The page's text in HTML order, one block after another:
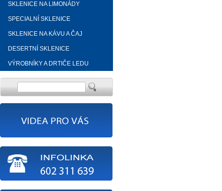
SKLENICE NA LIMONÁDY
SPECIALNÍ SKLENICE
SKLENICE NA KÁVU A ČAJ
DESERTNÍ SKLENICE
VÝROBNÍKY A DRTIČE LEDU